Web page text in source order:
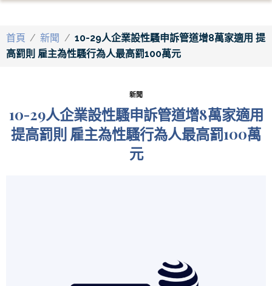
首頁 / 新聞 / 10-29人企業設性騷申訴管道增8萬家適用 提
高罰則 雇主為性騷行為人最高罰100萬元
新聞
10-29人企業設性騷申訴管道增8萬家適用
提高罰則 雇主為性騷行為人最高罰100萬
元